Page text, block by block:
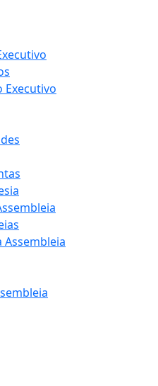
Executivo
Assembleia